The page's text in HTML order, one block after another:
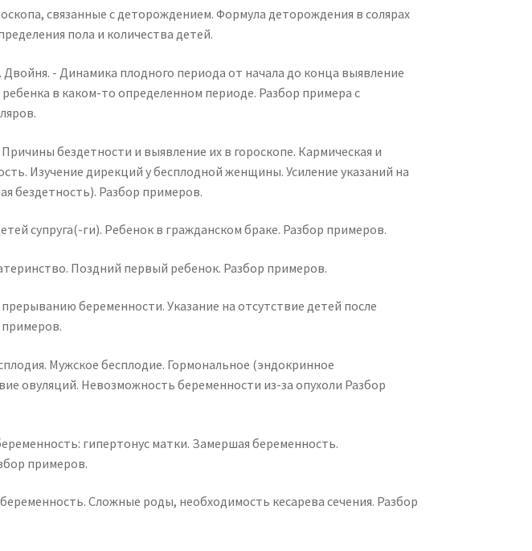
связанные с деторождением. Формула деторождения в солярах
пола и количества детей.
- Динамика плодного периода от начала до конца выявление
в каком-то определенном периоде. Разбор примера с
бездетности и выявление их в гороскопе. Кармическая и
Изучение дирекций у бесплодной женщины. Усиление указаний на
бездетность). Разбор примеров.
супруга(-ги). Ребенок в гражданском браке. Разбор примеров.
Поздний первый ребенок. Разбор примеров.
беременности. Указание на отсутствие детей после
примеров.
Мужское бесплодие. Гормональное (эндокринное
овуляций. Невозможность беременности из-за опухоли Разбор
гипертонус матки. Замершая беременность.
примеров.
Сложные роды, необходимость кесарева сечения. Разбор